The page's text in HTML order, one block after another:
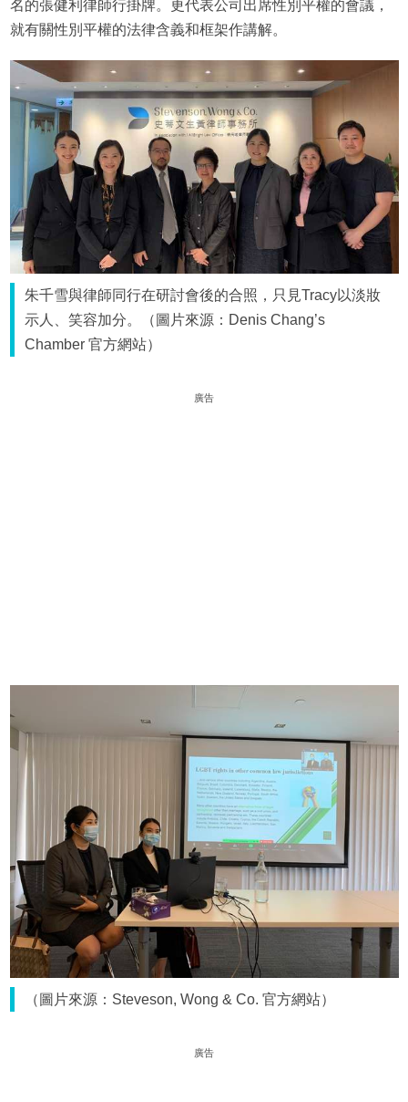
名的張健利律師行掛牌。更代表公司出席性別平權的會議，
就有關性別平權的法律含義和框架作講解。
朱千雪與律師同行在研討會後的合照，只見Tracy以淡妝
示人、笑容加分。（圖片來源：Denis Chang’s
Chamber 官方網站）
廣告
（圖片來源：Steveson, Wong & Co. 官方網站）
廣告